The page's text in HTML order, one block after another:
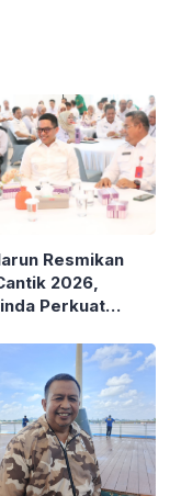
Resmikan
2026,
Perkuat